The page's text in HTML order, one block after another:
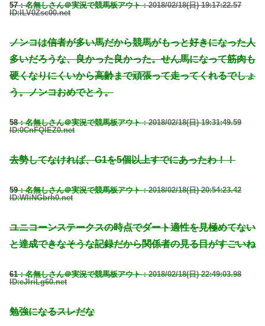
57：名無しさん＠実況で競馬板アウト：2018/02/18(日) 19:17:22.57
ID:lLV0Zsc00.net
ノンコは信者が多い馬だから競馬がもっと好きになった人
多いだろうな、良かった良かった。せん馬になって筋肉も
硬くなりにくいから高齢まで頑張って走ってくれるでしょ
う。ノンコおめでとう。
58：名無しさん＠実況で競馬板アウト：2018/02/18(日) 19:31:49.59
ID:0CnFQlEZ0.net
去勢してなければ、G1を5個以上すでにあったわ！！
59：名無しさん＠実況で競馬板アウト：2018/02/18(日) 20:54:23.42
ID:WliNGbrh0.net
ユニコーンステークスの時点でダート適性を見極めてない
と達成できなそうな記録だから関係者の見る目がすごいね
61：名無しさん＠実況で競馬板アウト：2018/02/18(日) 22:49:03.98
ID:eJlriLg60.net
勉強になるスレだな